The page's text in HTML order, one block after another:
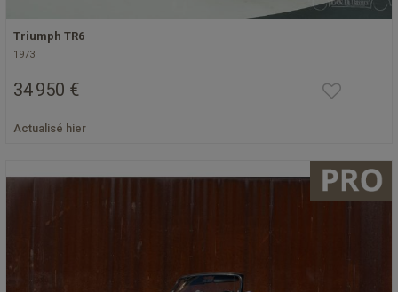
Triumph TR6
1973
34 950 €
Actualisé hier